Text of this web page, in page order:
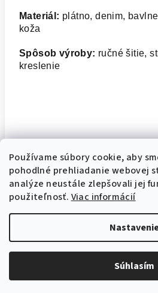
Používame súbory cookie, aby
pohodlné prehliadanie webovej
analýze neustále zlepšovali jej
použiteľnosť. Viac informácií
Súhlasím
Materiál: plátno, denim,
koža
Spôsob výroby: ručné šitie,
kreslenie
Dodatočné parametre
Kategória:
Záruka:
Vytvoril